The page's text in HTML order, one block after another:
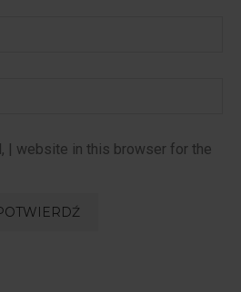
| website in this browser for the